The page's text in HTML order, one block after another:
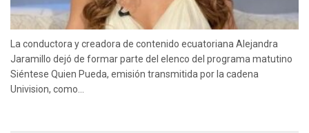
La conductora y creadora de contenido ecuatoriana Alejandra
Jaramillo dejó de formar parte del elenco del programa matutino
Siéntese Quien Pueda, emisión transmitida por la cadena
Univision, como...